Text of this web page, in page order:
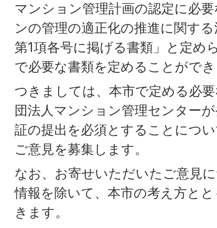
マンション管理計画の認定に必
ンの管理の適正化の推進に関す
第1項各号に掲げる書類」と定め
で必要な書類を定めることがで
つきましては、本市で定める必
団法人マンション管理センター
証の提出を必須とすることにつ
ご意見を募集します。
なお、お寄せいただいたご意見
情報を除いて、本市の考え方と
きます。